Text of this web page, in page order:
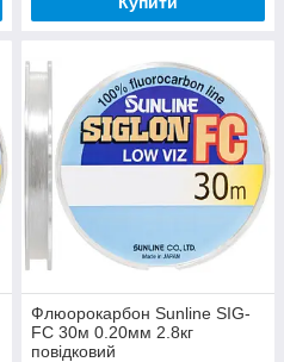
Флюорокарбон Sunline SIG-
FC 30м 0.20мм 2.8кг
повідковий